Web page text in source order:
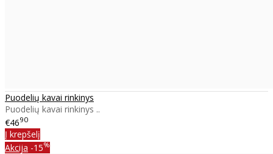
Puodelių kavai rinkinys
Puodelių kavai rinkinys ..
€4690
Į krepšelį
Akcija -15%